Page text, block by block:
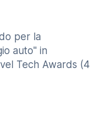
per la
auto" in
Tech Awards (4